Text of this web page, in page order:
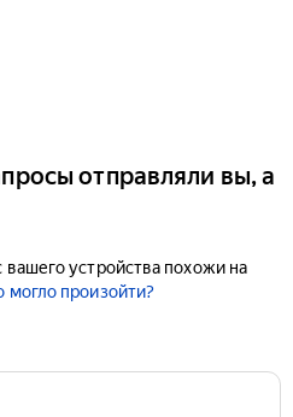
отправляли вы, а
устройства похожи на
могло произойти?